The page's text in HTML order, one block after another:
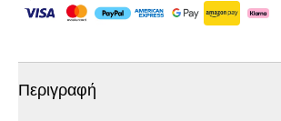
Περιγραφή